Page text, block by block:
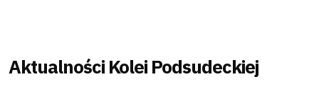
Aktualności Kolei Podsudeckiej